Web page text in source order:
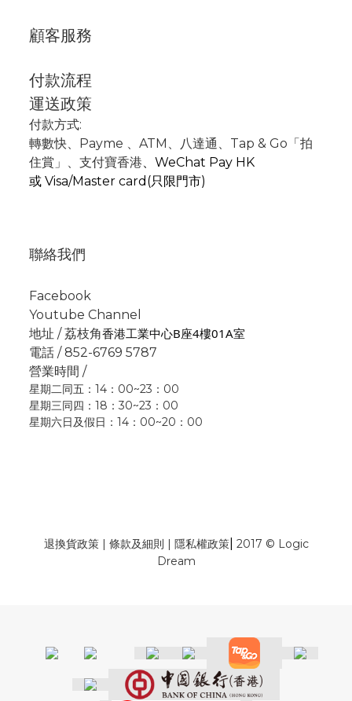
顧客服務
付款流程
運送政策
付款方式:
轉數快、Payme 、 ATM 、
八達通、Tap & Go「拍
住賞」 、支付寶香港、 WeChat Pay HK
或 Visa/Master card(只限門市)
聯絡我們
Facebook
Youtube Channel
地址 / 荔枝角香港工業中心B座4樓01A室
電話 / 852-6769 5787
營業時間 /
星期二同五：14：00~23：00
星期三同四：18：30~23：00
星期六日及假日：14：00~20：00
退換貨政策| 條款及細則 | 隱私權政策| 2017 © Logic
Dream